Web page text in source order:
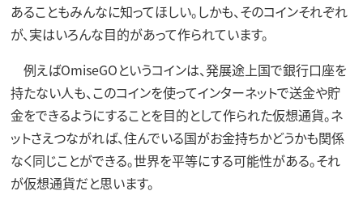
あることもみんなに知ってほしい。しかも、そのコインそれぞれ
が、実はいろんな目的があって作られています。
例えばOmiseGOというコインは、発展途上国で銀行口座を
持たない人も、このコインを使ってインターネットで送金や貯
金をできるようにすることを目的として作られた仮想通貨。ネ
ットさえつながれば、住んでいる国がお金持ちかどうかも関係
なく同じことができる。世界を平等にする可能性がある。それ
が仮想通貨だと思います。